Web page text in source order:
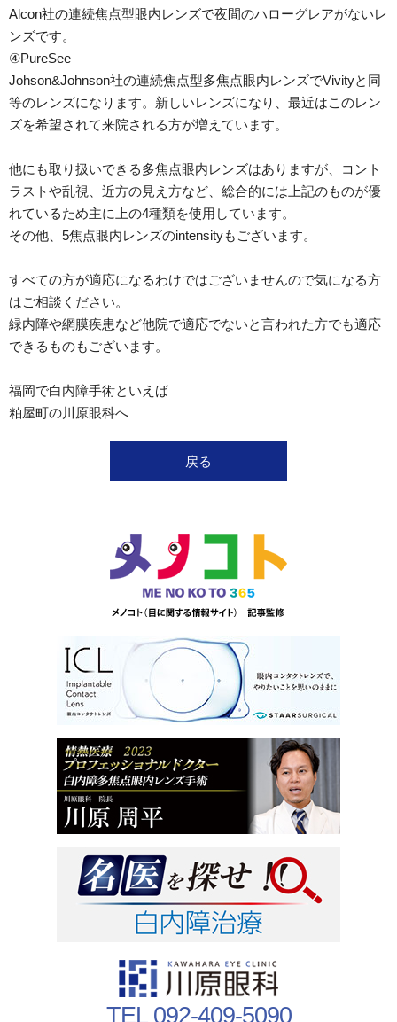
Alcon社の連続焦点型眼内レンズで夜間のハローグレアがないレ
ンズです。
④PureSee
Johson&Johnson社の連続焦点型多焦点眼内レンズでVivityと同
等のレンズになります。新しいレンズになり、最近はこのレン
ズを希望されて来院される方が増えています。
他にも取り扱いできる多焦点眼内レンズはありますが、コント
ラストや乱視、近方の見え方など、総合的には上記のものが優
れているため主に上の4種類を使用しています。
その他、5焦点眼内レンズのintensityもございます。
すべての方が適応になるわけではございませんので気になる方
はご相談ください。
緑内障や網膜疾患など他院で適応でないと言われた方でも適応
できるものもございます。
福岡で白内障手術といえば
粕屋町の川原眼科へ
戻る
TEL 092-409-5090